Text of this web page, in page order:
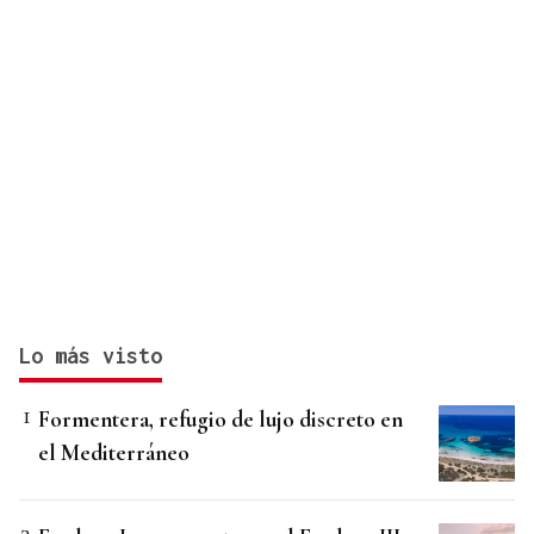
Lo más visto
Formentera, refugio de lujo discreto en
el Mediterráneo